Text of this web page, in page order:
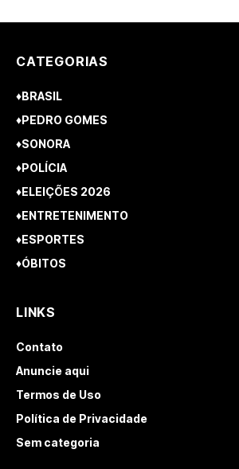
CATEGORIAS
♦BRASIL
♦PEDRO GOMES
♦SONORA
♦POLÍCIA
♦ELEIÇÕES 2026
♦ENTRETENIMENTO
♦ESPORTES
♦ÓBITOS
LINKS
Contato
Anuncie aqui
Termos de Uso
Política de Privacidade
Sem categoria